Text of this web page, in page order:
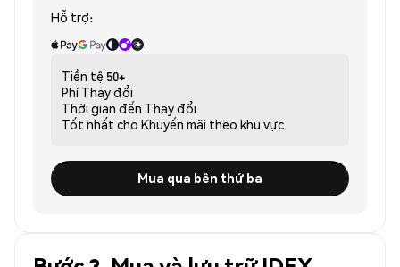
Hỗ trợ:
Tiền tệ 50+
Phí Thay đổi
Thời gian đến Thay đổi
Tốt nhất cho Khuyến mãi theo khu vực
Mua qua bên thứ ba